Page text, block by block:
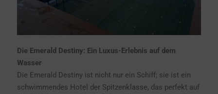
Die Emerald Destiny: Ein Luxus-Erlebnis auf dem
Wasser
Die Emerald Destiny ist nicht nur ein Schiff; sie ist ein
schwimmendes Hotel der Spitzenklasse, das perfekt auf